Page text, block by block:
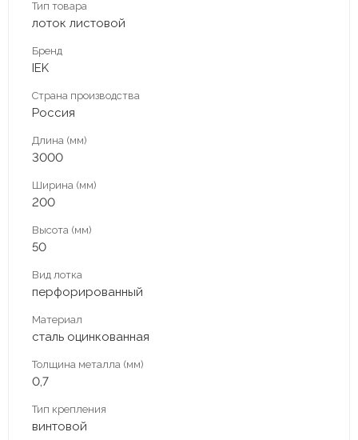
Тип товара
лоток листовой
Бренд
IEK
Страна производства
Россия
Длина (мм)
3000
Ширина (мм)
200
Высота (мм)
50
Вид лотка
перфорированный
Материал
сталь оцинкованная
Толщина металла (мм)
0,7
Тип крепления
винтовой